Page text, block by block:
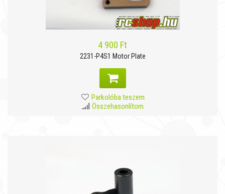
4 900 Ft
2231-P4S1 Motor Plate
Parkolóba teszem
Összehasonlítom